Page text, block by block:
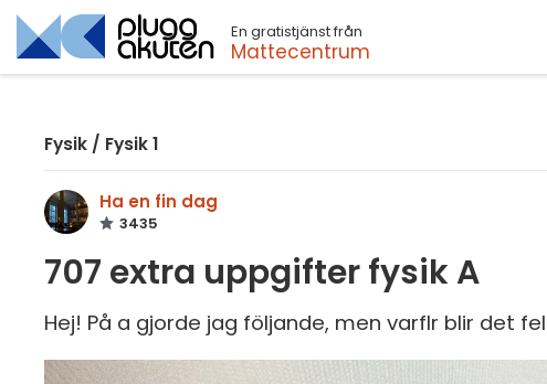
En gratistjänst från
Mattecentrum
Fysik / Fysik 1
Ha en fin dag
3435
707 extra uppgifter fysik A
Hej! På a gjorde jag följande, men varflr blir det
Sök